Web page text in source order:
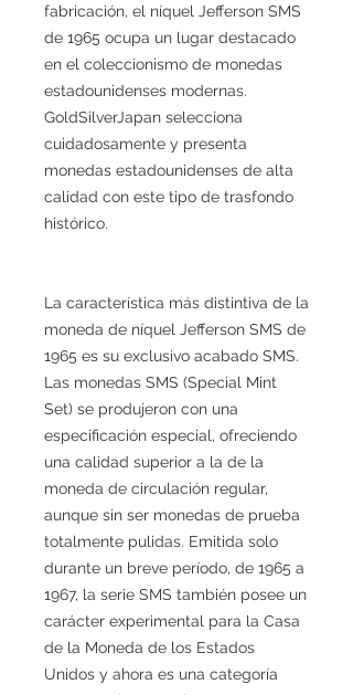
fabricación, el níquel Jefferson SMS
de 1965 ocupa un lugar destacado
en el coleccionismo de monedas
estadounidenses modernas.
GoldSilverJapan selecciona
cuidadosamente y presenta
monedas estadounidenses de alta
calidad con este tipo de trasfondo
histórico.
La característica más distintiva de la
moneda de níquel Jefferson SMS de
1965 es su exclusivo acabado SMS.
Las monedas SMS (Special Mint
Set) se produjeron con una
especificación especial, ofreciendo
una calidad superior a la de la
moneda de circulación regular,
aunque sin ser monedas de prueba
totalmente pulidas. Emitida solo
durante un breve período, de 1965 a
1967, la serie SMS también posee un
carácter experimental para la Casa
de la Moneda de los Estados
Unidos y ahora es una categoría